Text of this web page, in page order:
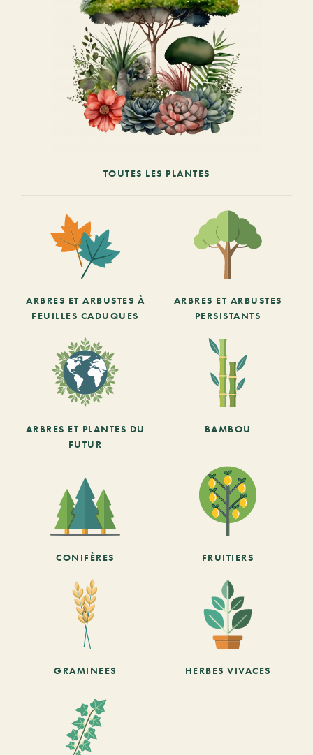
TOUTES LES PLANTES
ARBRES ET ARBUSTES À
FEUILLES CADUQUES
ARBRES ET ARBUSTES
PERSISTANTS
ARBRES ET PLANTES DU
FUTUR
BAMBOU
CONIFÈRES FRUITIERS
GRAMINEES HERBES VIVACES